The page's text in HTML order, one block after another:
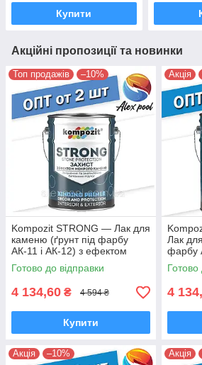
Купити
Акційні пропозиції та новинки
Топ продажів –10%
Kompozit STRONG — Лак для
каменю (ґрунт під фарбу
АК-11 і АК-12) з ефектом
"мокрого каменю"
Готово до відправки
4 134,60 ₴ 4 594 ₴
Купити
Акція
Лак
фарбу
Готово
4
Акція –10% Акція